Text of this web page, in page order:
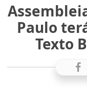
Paulo
Texto